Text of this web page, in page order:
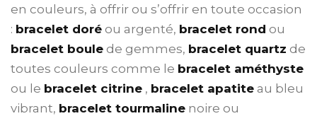
en couleurs, à offrir ou s’offrir en toute occasion
: bracelet doré ou argenté, bracelet rond ou
bracelet boule de gemmes, bracelet quartz de
toutes couleurs comme le bracelet améthyste
ou le bracelet citrine , bracelet apatite au bleu
vibrant, bracelet tourmaline noire ou